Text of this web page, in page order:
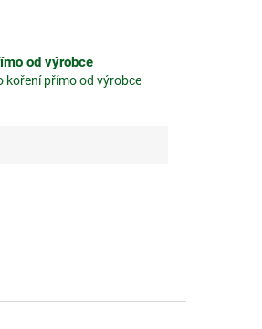
od výrobce
koření přímo od výrobce